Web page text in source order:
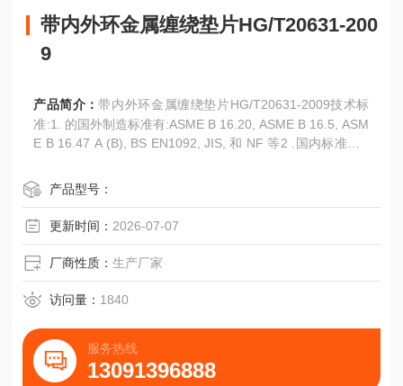
带内外环金属缠绕垫片HG/T20631-200
9
产品简介：带内外环金属缠绕垫片HG/T20631-2009技术标
准:1. 的国外制造标准有:ASME B 16.20, ASME B 16.5, ASM
E B 16.47 A (B), BS EN1092, JIS, 和 NF 等2 .国内标准有H
钢制管法兰用缠绕式垫片-化工部美洲体系 ,GB/T4622.2-97-
缠绕式垫片
产品型号：
更新时间： 2026-07-07
厂商性质：生产厂家
访问量： 1840
服务热线
13091396888